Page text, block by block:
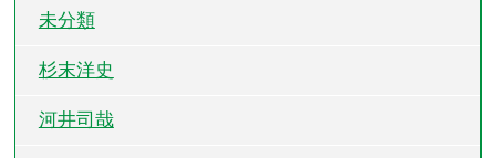
未分類
杉末洋史
河井司哉